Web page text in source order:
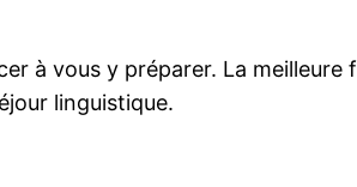
à vous y préparer. La meilleure
linguistique.